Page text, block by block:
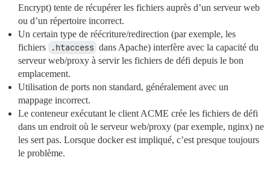
Encrypt) tente de récupérer les fichiers auprès d’un serveur web
ou d’un répertoire incorrect.
Un certain type de réécriture/redirection (par exemple, les
fichiers
.htaccess dans Apache) interfère avec la capacité du
serveur web/proxy à servir les fichiers de défi depuis le bon
emplacement.
Utilisation de ports non standard, généralement avec un
mappage incorrect.
Le conteneur exécutant le client ACME crée les fichiers de défi
dans un endroit où le serveur web/proxy (par exemple, nginx) ne
les sert pas. Lorsque docker est impliqué, c’est presque toujours
le problème.